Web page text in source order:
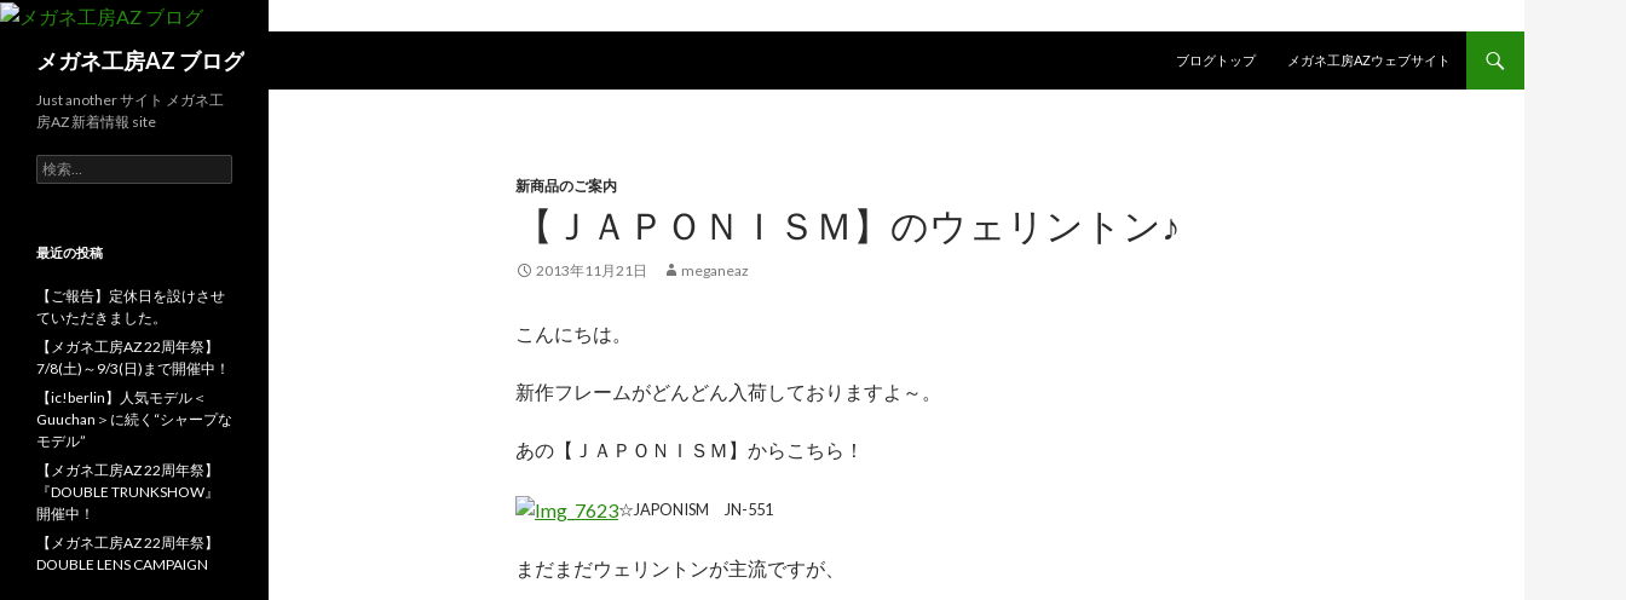
メガネ工房AZ ブログ
ブログトップ
メガネ工房AZウェブサイト
新商品のご案内
【ＪＡＰＯＮＩＳＭ】のウェリントン♪
2013年11月21日 meganeaz
こんにちは。
新作フレームがどんどん入荷しておりますよ～。
あの【ＪＡＰＯＮＩＳＭ】からこちら！
☆JAPONISM JN-551
まだまだウェリントンが主流ですが、
Just another サイト メガネ工
房AZ 新着情報 site
検
索:
最近の投稿
【ご報告】定休日を設けさせ
ていただきました。
【メガネ工房AZ 22周年祭】
7/8(土)～9/3(日)まで開催中！
【ic!berlin】人気モデル＜
Guuchan＞に続く“シャープな
モデル”
【メガネ工房AZ 22周年祭】
『DOUBLE TRUNKSHOW』
開催中！
【メガネ工房AZ 22周年祭】
DOUBLE LENS CAMPAIGN